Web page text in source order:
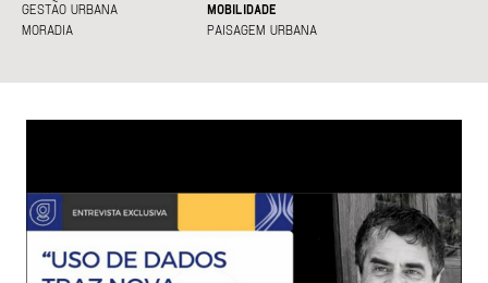
GESTÃO URBANA
MOBILIDADE
MORADIA
PAISAGEM URBANA